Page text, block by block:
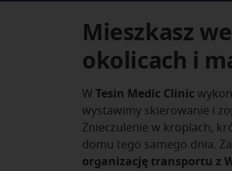
Mieszkasz
okolicach i
W Tesin Medic Clinic
wystawimy skierowanie i
Znieczulenie w kroplach,
domu tego samego dnia.
organizację transportu z